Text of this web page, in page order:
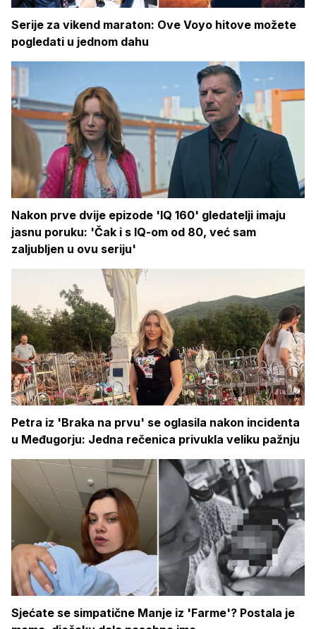
Serije za vikend maraton: Ove Voyo hitove možete
pogledati u jednom dahu
Nakon prve dvije epizode 'IQ 160' gledatelji imaju
jasnu poruku: 'Čak i s IQ-om od 80, već sam
zaljubljen u ovu seriju'
Petra iz 'Braka na prvu' se oglasila nakon incidenta
u Međugorju: Jedna rečenica privukla veliku pažnju
Sjećate se simpatične Manje iz 'Farme'? Postala je